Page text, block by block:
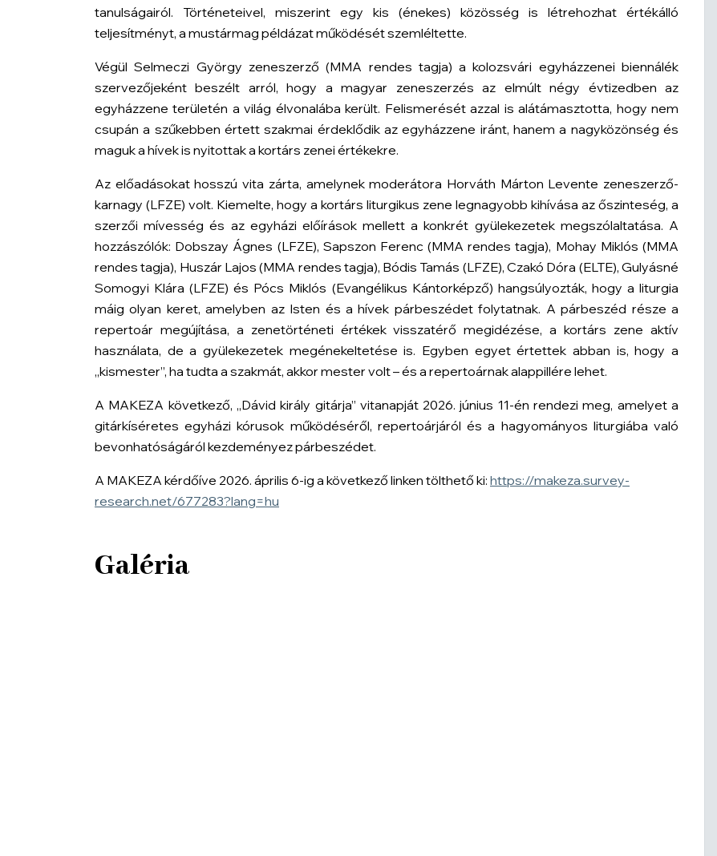
tanulságairól. Történeteivel, miszerint egy kis (énekes) közösség is létrehozhat értékálló
teljesítményt, a mustármag példázat működését szemléltette.
Végül Selmeczi György zeneszerző (MMA rendes tagja) a kolozsvári egyházzenei biennálék
szervezőjeként beszélt arról, hogy a magyar zeneszerzés az elmúlt négy évtizedben az
egyházzene területén a világ élvonalába került. Felismerését azzal is alátámasztotta, hogy nem
csupán a szűkebben értett szakmai érdeklődik az egyházzene iránt, hanem a nagyközönség és
maguk a hívek is nyitottak a kortárs zenei értékekre.
Az előadásokat hosszú vita zárta, amelynek moderátora Horváth Márton Levente zeneszerző-
karnagy (LFZE) volt. Kiemelte, hogy a kortárs liturgikus zene legnagyobb kihívása az őszinteség, a
szerzői mívesség és az egyházi előírások mellett a konkrét gyülekezetek megszólaltatása. A
hozzászólók: Dobszay Ágnes (LFZE), Sapszon Ferenc (MMA rendes tagja), Mohay Miklós (MMA
rendes tagja), Huszár Lajos (MMA rendes tagja), Bódis Tamás (LFZE), Czakó Dóra (ELTE), Gulyásné
Somogyi Klára (LFZE) és Pócs Miklós (Evangélikus Kántorképző) hangsúlyozták, hogy a liturgia
máig olyan keret, amelyben az Isten és a hívek párbeszédet folytatnak. A párbeszéd része a
repertoár megújítása, a zenetörténeti értékek visszatérő megidézése, a kortárs zene aktív
használata, de a gyülekezetek megénekeltetése is. Egyben egyet értettek abban is, hogy a
„kismester”, ha tudta a szakmát, akkor mester volt – és a repertoárnak alappillére lehet.
A MAKEZA következő, „Dávid király gitárja” vitanapját 2026. június 11-én rendezi meg, amelyet a
gitárkíséretes egyházi kórusok működéséről, repertoárjáról és a hagyományos liturgiába való
bevonhatóságáról kezdeményez párbeszédet.
A MAKEZA kérdőíve 2026. április 6-ig a következő linken tölthető ki: https://makeza.survey-
research.net/677283?lang=hu
Galéria